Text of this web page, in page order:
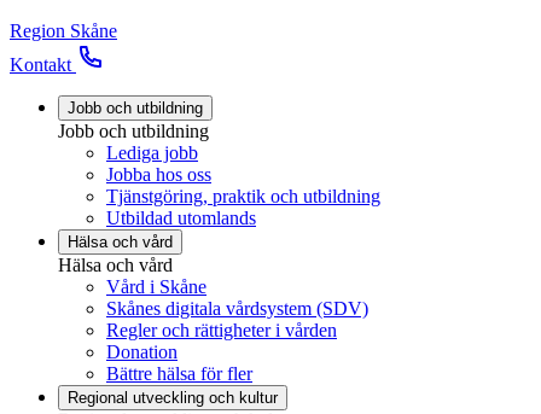
Region Skåne
Kontakt
Jobb och utbildning
Jobb och utbildning
Lediga jobb
Jobba hos oss
Tjänstgöring, praktik och utbildning
Utbildad utomlands
Hälsa och vård
Hälsa och vård
Vård i Skåne
Skånes digitala vårdsystem (SDV)
Regler och rättigheter i vården
Donation
Bättre hälsa för fler
Regional utveckling och kultur